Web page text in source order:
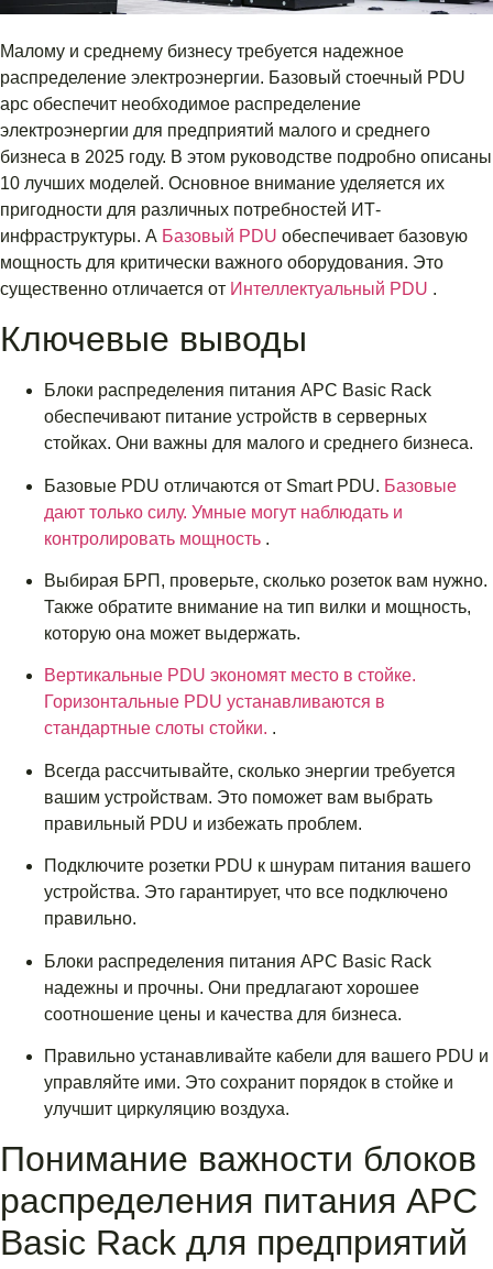
Малому и среднему бизнесу требуется надежное
распределение электроэнергии. Базовый стоечный PDU
apc обеспечит необходимое распределение
электроэнергии для предприятий малого и среднего
бизнеса в 2025 году. В этом руководстве подробно описаны
10 лучших моделей. Основное внимание уделяется их
пригодности для различных потребностей ИТ-
инфраструктуры. А Базовый PDU обеспечивает базовую
мощность для критически важного оборудования. Это
существенно отличается от Интеллектуальный PDU .
Ключевые выводы
Блоки распределения питания APC Basic Rack
обеспечивают питание устройств в серверных
стойках. Они важны для малого и среднего бизнеса.
Базовые PDU отличаются от Smart PDU. Базовые
дают только силу. Умные могут наблюдать и
контролировать мощность .
Выбирая БРП, проверьте, сколько розеток вам нужно.
Также обратите внимание на тип вилки и мощность,
которую она может выдержать.
Вертикальные PDU экономят место в стойке.
Горизонтальные PDU устанавливаются в
стандартные слоты стойки. .
Всегда рассчитывайте, сколько энергии требуется
вашим устройствам. Это поможет вам выбрать
правильный PDU и избежать проблем.
Подключите розетки PDU к шнурам питания вашего
устройства. Это гарантирует, что все подключено
правильно.
Блоки распределения питания APC Basic Rack
надежны и прочны. Они предлагают хорошее
соотношение цены и качества для бизнеса.
Правильно устанавливайте кабели для вашего PDU и
управляйте ими. Это сохранит порядок в стойке и
улучшит циркуляцию воздуха.
Понимание важности блоков
распределения питания APC
Basic Rack для предприятий